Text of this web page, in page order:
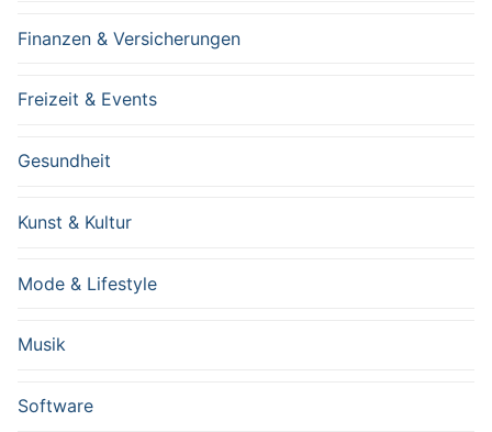
Finanzen & Versicherungen
Freizeit & Events
Gesundheit
Kunst & Kultur
Mode & Lifestyle
Musik
Software